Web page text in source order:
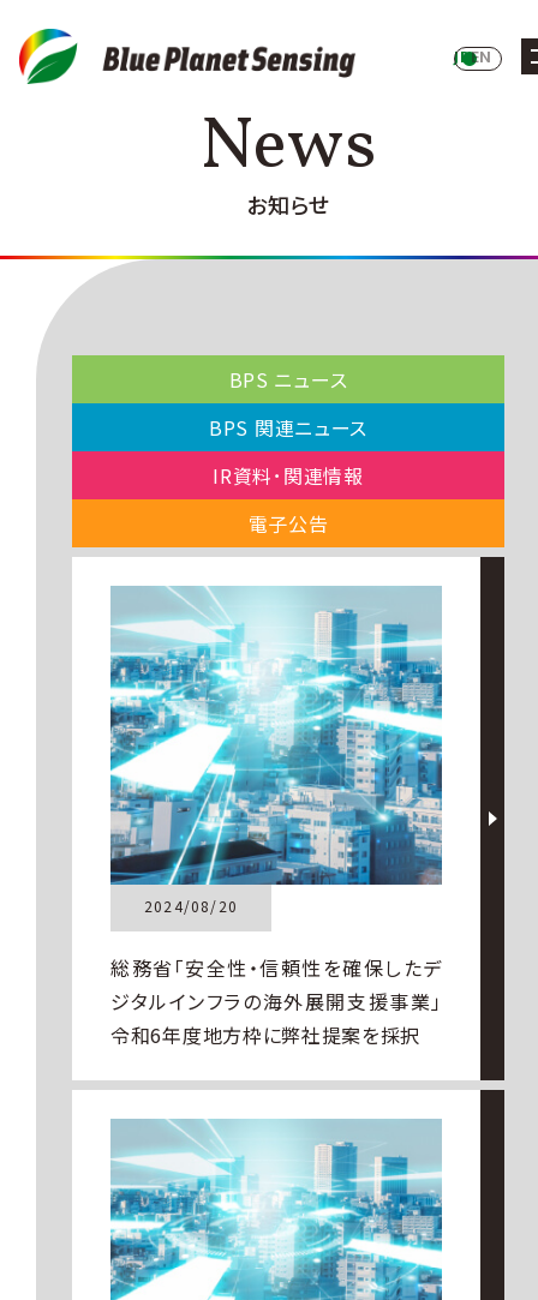
JPEN
News
お知らせ
BPS ニュース
BPS 関連ニュース
IR資料･関連情報
電⼦公告
2024/08/20
総務省「安全性・信頼性を確保したデ
ジタルインフラの海外展開支援事業」
令和6年度地方枠に弊社提案を採択